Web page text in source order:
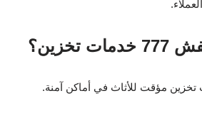
تخزين مؤقت للأثاث في أماكن آمنة.